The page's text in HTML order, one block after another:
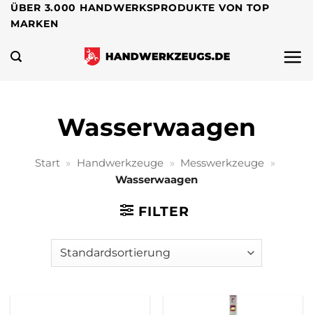
Zum
Inhalt
springen
ÜBER 3.000 HANDWERKSPRODUKTE VON TOP
MARKEN
Wasserwaagen
Start » Handwerkzeuge » Messwerkzeuge »
Wasserwaagen
FILTER